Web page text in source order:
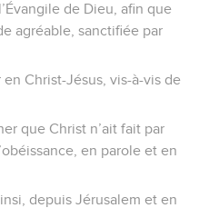
de Dieu, afin que
agréable, sanctifiée par
Christ-Jésus, vis-à-vis de
que Christ n’ait fait par
en parole et en
depuis Jérusalem et en